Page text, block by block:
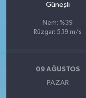
Güneşli
Nem: %39
Rüzgar: 5.19 m/s
09 AĞUSTOS
PAZAR